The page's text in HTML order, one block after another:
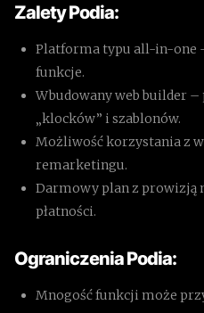
Zalety Podia:
Platforma typu all-in-one
funkcje.
Wbudowany web builder –
„klocków” i szablonów.
Możliwość korzystania z
remarketingu.
Darmowy plan z prowizją
płatności.
Ograniczenia Podia:
Mnogość funkcji może